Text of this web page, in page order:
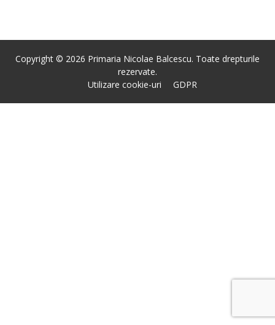
Copyright © 2026 Primaria Nicolae Balcescu. Toate drepturile
rezervate.
Utilizare cookie-uri
GDPR